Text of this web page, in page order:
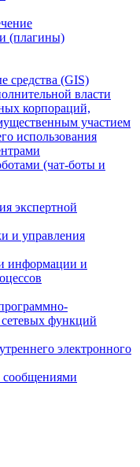
(плагины)
средства (GIS)
власти
корпораций,
участием
использования
(чат-боты и
экспертной
и управления
информации и
функций
электронного